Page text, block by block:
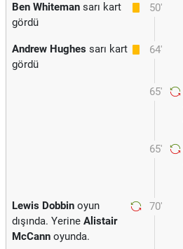
50'
Ben Whiteman sarı kart
gördü
64'
Andrew Hughes sarı kart
gördü
65'
65'
70'
Lewis Dobbin oyun
dışında. Yerine Alistair
McCann oyunda.